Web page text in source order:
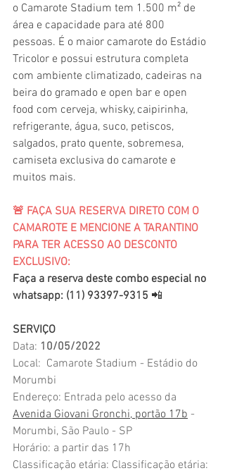
o Camarote Stadium tem 1.500 m² de
área e capacidade para até 800
pessoas. É o maior camarote do Estádio
Tricolor e possui estrutura completa
com ambiente climatizado, cadeiras na
beira do gramado e open bar e open
food com cerveja, whisky, caipirinha,
refrigerante, água, suco, petiscos,
salgados, prato quente, sobremesa,
camiseta exclusiva do camarote e
muitos mais.
🚨 FAÇA SUA RESERVA DIRETO COM O
CAMAROTE E MENCIONE A TARANTINO
PARA TER ACESSO AO DESCONTO
EXCLUSIVO:
Faça a reserva deste combo especial no
whatsapp: (11) 93397-9315 📲
SERVIÇO
Data: 10/05/2022
Local:  Camarote Stadium - Estádio do
Morumbi
Endereço: Entrada pelo acesso da
Avenida Giovani Gronchi, portão 17b -
Morumbi, São Paulo - SP
Horário: a partir das 17h
Classificação etária: Classificação etária: